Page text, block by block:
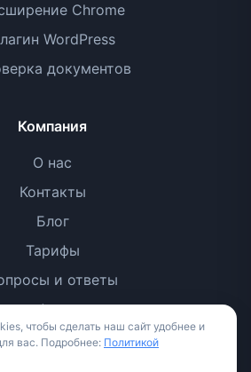
Chrome
WordPress
документов
Компания
О нас
Контакты
Блог
Тарифы
и ответы
конфиденциальности
использования
чтобы сделать наш сайт удобнее и
вас. Подробнее: Политикой